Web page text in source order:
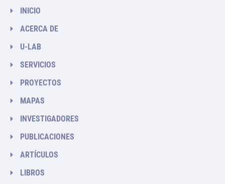
INICIO
ACERCA DE
U-LAB
SERVICIOS
PROYECTOS
MAPAS
INVESTIGADORES
PUBLICACIONES
ARTÍCULOS
LIBROS